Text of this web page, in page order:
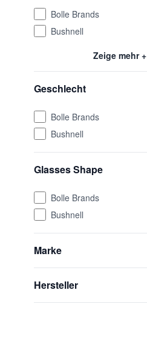
Bolle Brands
Bushnell
Zeige mehr +
Geschlecht
Bolle Brands
Bushnell
Glasses Shape
Bolle Brands
Bushnell
Marke
Hersteller